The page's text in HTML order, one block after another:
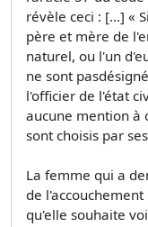
révèle ceci : […] «
père et mère de
naturel, ou l'un
ne sont
l'officier de l'état
aucune mention à
sont choisis par
La femme qui a
de
qu'elle souhaite